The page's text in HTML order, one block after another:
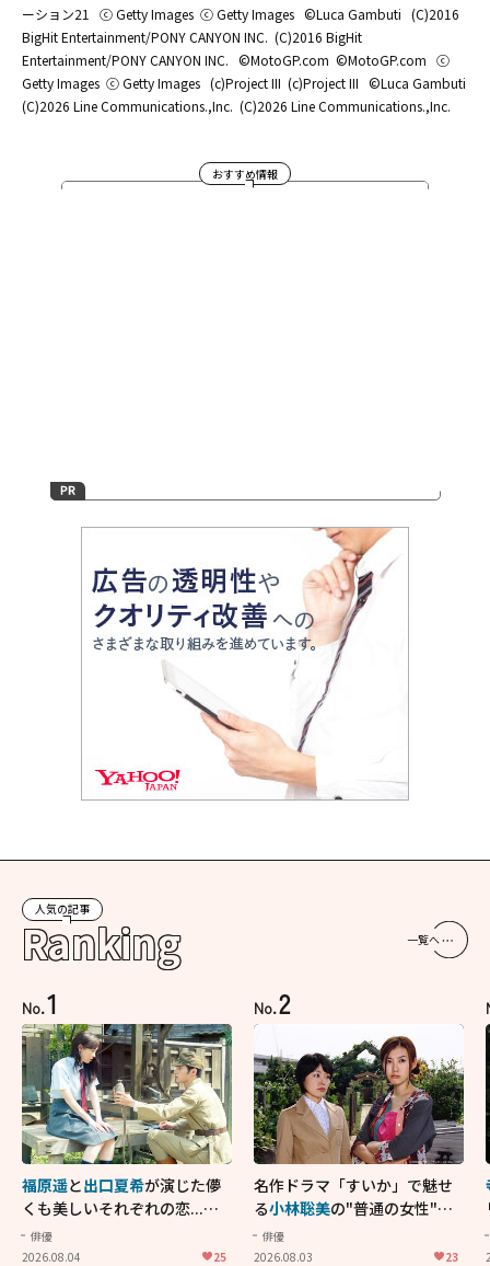
ーション21 ⓒ Getty Images ⓒ Getty Images ©Luca Gambuti (C)2016
BigHit Entertainment/PONY CANYON INC. (C)2016 BigHit
Entertainment/PONY CANYON INC. ©MotoGP.com ©MotoGP.com ⓒ
Getty Images ⓒ Getty Images (c)Project III (c)Project III ©Luca Gambuti
(C)2026 Line Communications.,Inc. (C)2026 Line Communications.,Inc.
おすすめ情報
人気の記事
Ranking 一覧へ
No.1
福原遥と出口夏希が演じた儚
くも美しいそれぞれの恋...生
きることの尊さを教えてくれ
た映画「あの花が咲く丘で、
俳優
2026.08.04
25
No.2
名作ドラマ「すいか」で魅せ
る小林聡美の"普通の女性"が
大人に刺さる...映画「かもめ
食堂」にも通じる静かな芝居
俳優
2026.08.03
23